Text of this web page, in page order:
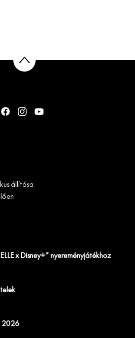
állítása
x Disney+” nyereményjátékhoz
2026